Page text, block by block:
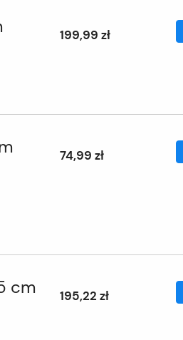
199,99 zł
74,99 zł
cm 195,22 zł